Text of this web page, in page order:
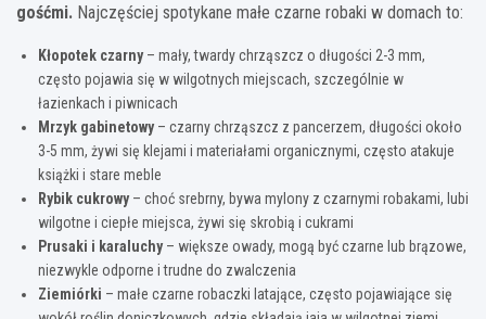
gośćmi. Najczęściej spotykane małe czarne robaki w domach to:
Kłopotek czarny– mały, twardy chrząszcz o długości 2-3 mm,
często pojawia się w wilgotnych miejscach, szczególnie w
łazienkach i piwnicach
Mrzyk gabinetowy– czarny chrząszcz z pancerzem, długości około
3-5 mm, żywi się klejami i materiałami organicznymi, często atakuje
książki i stare meble
Rybik cukrowy– choć srebrny, bywa mylony z czarnymi robakami, lubi
wilgotne i ciepłe miejsca, żywi się skrobią i cukrami
Prusaki i karaluchy– większe owady, mogą być czarne lub brązowe,
niezwykle odporne i trudne do zwalczenia
Ziemiórki – małe czarne robaczki latające, często pojawiające się